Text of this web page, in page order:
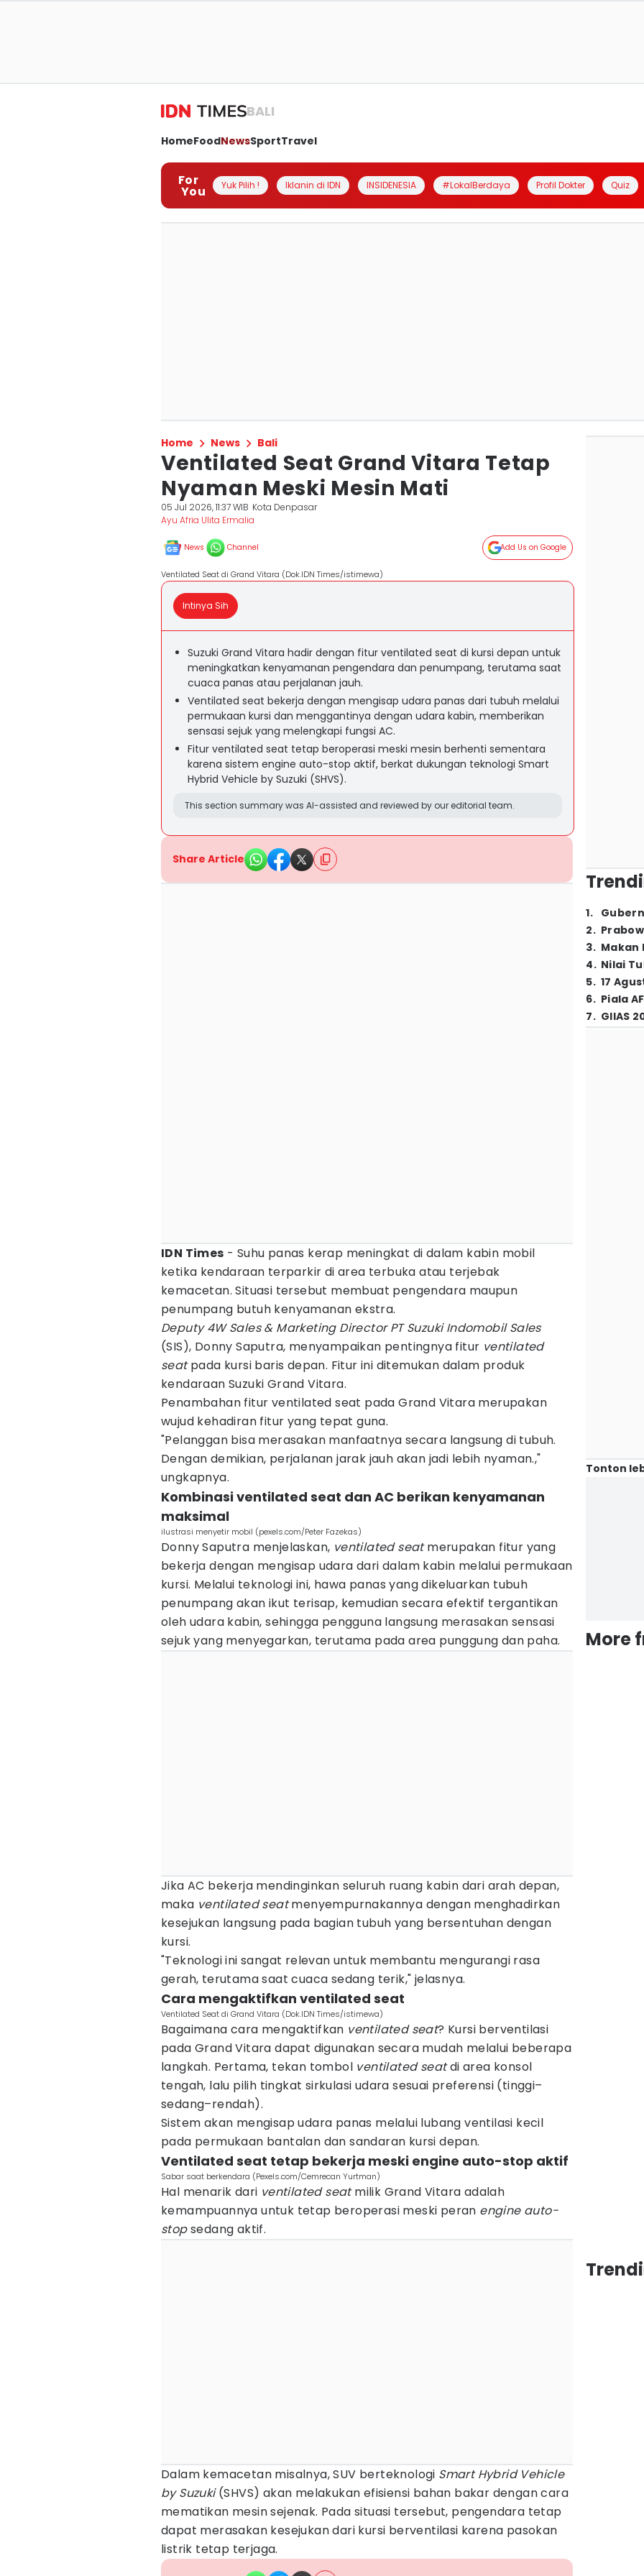
BALI
HomeFoodNewsSportTravel
For
You Yuk Pilih ! Iklanin di IDN INSIDENESIA #LokalBerdaya Profil Dokter Quiz
Home News Bali
Ventilated Seat Grand Vitara Tetap
Nyaman Meski Mesin Mati
05 Jul 2026, 11:37 WIB Kota Denpasar
Ayu Afria Ulita Ermalia
News Channel Add Us on Google
Ventilated Seat di Grand Vitara (Dok.IDN Times/istimewa)
Intinya Sih
Suzuki Grand Vitara hadir dengan fitur ventilated seat di kursi depan untuk
meningkatkan kenyamanan pengendara dan penumpang, terutama saat
cuaca panas atau perjalanan jauh.
Ventilated seat bekerja dengan mengisap udara panas dari tubuh melalui
permukaan kursi dan menggantinya dengan udara kabin, memberikan
sensasi sejuk yang melengkapi fungsi AC.
Fitur ventilated seat tetap beroperasi meski mesin berhenti sementara
karena sistem engine auto-stop aktif, berkat dukungan teknologi Smart
Hybrid Vehicle by Suzuki (SHVS).
This section summary was AI-assisted and reviewed by our editorial team.
Share Article
IDN Times - Suhu panas kerap meningkat di dalam kabin mobil
ketika kendaraan terparkir di area terbuka atau terjebak
kemacetan. Situasi tersebut membuat pengendara maupun
penumpang butuh kenyamanan ekstra.
Deputy 4W Sales & Marketing Director PT Suzuki Indomobil Sales
(SIS), Donny Saputra, menyampaikan pentingnya fitur ventilated
seatpada kursi baris depan. Fitur ini ditemukan dalam produk
kendaraan Suzuki Grand Vitara.
Penambahan fitur ventilated seat pada Grand Vitara merupakan
wujud kehadiran fitur yang tepat guna.
"Pelanggan bisa merasakan manfaatnya secara langsung di tubuh.
Dengan demikian, perjalanan jarak jauh akan jadi lebih nyaman.,"
ungkapnya.
Kombinasi ventilated seat dan AC berikan kenyamanan
maksimal
ilustrasi menyetir mobil (pexels.com/Peter Fazekas)
Donny Saputra menjelaskan, ventilated seatmerupakan fitur yang
bekerja dengan mengisap udara dari dalam kabin melalui permukaan
kursi. Melalui teknologi ini, hawa panas yang dikeluarkan tubuh
penumpang akan ikut terisap, kemudian secara efektif tergantikan
oleh udara kabin, sehingga pengguna langsung merasakan sensasi
sejuk yang menyegarkan, terutama pada area punggung dan paha.
Jika AC bekerja mendinginkan seluruh ruang kabin dari arah depan,
maka ventilated seatmenyempurnakannya dengan menghadirkan
kesejukan langsung pada bagian tubuh yang bersentuhan dengan
kursi.
"Teknologi ini sangat relevan untuk membantu mengurangi rasa
gerah, terutama saat cuaca sedang terik," jelasnya.
Cara mengaktifkan ventilated seat
Ventilated Seat di Grand Vitara (Dok.IDN Times/istimewa)
Bagaimana cara mengaktifkan ventilated seat? Kursi berventilasi
pada Grand Vitara dapat digunakan secara mudah melalui beberapa
langkah. Pertama, tekan tombol ventilated seatdi area konsol
tengah, lalu pilih tingkat sirkulasi udara sesuai preferensi (tinggi–
sedang–rendah).
Sistem akan mengisap udara panas melalui lubang ventilasi kecil
pada permukaan bantalan dan sandaran kursi depan.
Ventilated seat tetap bekerja meski engine auto-stop aktif
Sabar saat berkendara (Pexels.com/Cemrecan Yurtman)
Hal menarik dari ventilated seatmilik Grand Vitara adalah
kemampuannya untuk tetap beroperasi meski peran engine auto-
stopsedang aktif.
Dalam kemacetan misalnya, SUV berteknologi Smart Hybrid Vehicle
by Suzuki(SHVS) akan melakukan efisiensi bahan bakar dengan cara
mematikan mesin sejenak. Pada situasi tersebut, pengendara tetap
dapat merasakan kesejukan dari kursi berventilasi karena pasokan
listrik tetap terjaga.
1.
2.
3. Makan
4. Nilai
5. 17
6. Piala
7. GIIAS
Tonton
More